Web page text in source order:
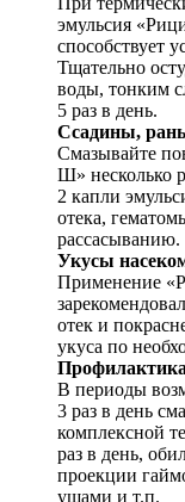
эмульсия
способствует
Тщательно
воды, тонким
5 раз в день.
Ссадины,
Смазывайте
Ш» несколько
2 капли
отека,
рассасыванию.
Укусы
Применение
отек и
укуса по
В периоды
3 раз в день
комплексной
раз в день,
проекции
ушами и т.п.